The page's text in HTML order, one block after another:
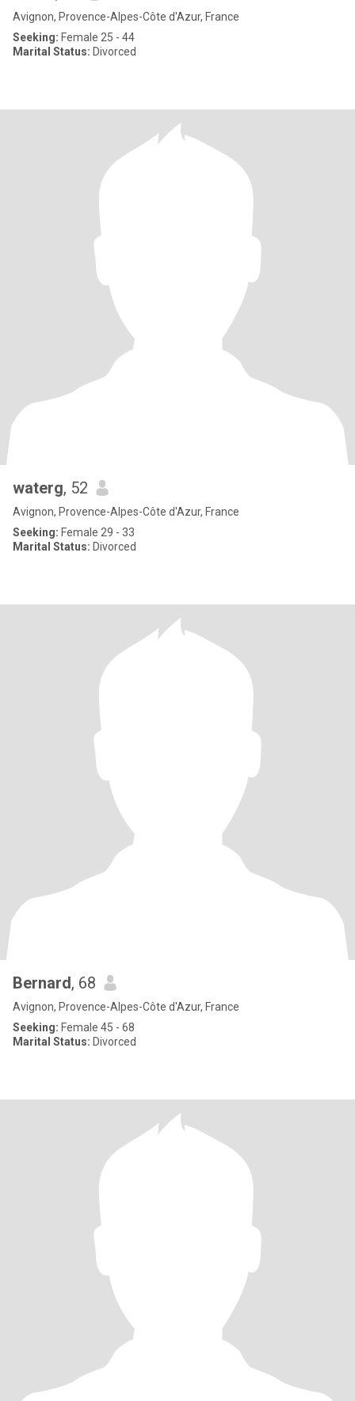
Avignon, Provence-Alpes-Côte d'Azur, France
Seeking: Female 25 - 44
Marital Status: Divorced
waterg, 52
Avignon, Provence-Alpes-Côte d'Azur, France
Seeking: Female 29 - 33
Marital Status: Divorced
Bernard, 68
Avignon, Provence-Alpes-Côte d'Azur, France
Seeking: Female 45 - 68
Marital Status: Divorced